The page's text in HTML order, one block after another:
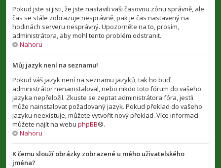
Pokud jste si jisti, že jste nastavili vaši časovou zónu správně, ale
čas se stále zobrazuje nesprávně, pak je čas nastavený na
hodinách serveru nesprávný. Upozorněte na to, prosím,
administrátora, aby mohl tento problém odstranit.
Nahoru
Můj jazyk není na seznamu!
Pokud váš jazyk není na seznamu jazyků, tak ho buď
administrátor nenainstaloval, nebo nikdo toto fórum do vašeho
jazyka nepřeložil. Zkuste se zeptat administrátora fóra, jestli
může nainstalovat požadovaný jazyk. Pokud překlad do vašeho
jazyku neexistuje, můžete vytvořit nový překlad. Více informací
můžete najít na webu phpBB®.
Nahoru
K čemu slouží obrázky zobrazené u mého uživatelského
jména?